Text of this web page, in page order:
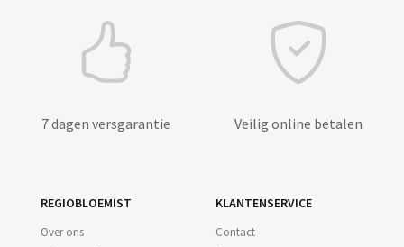
7 dagen versgarantie Veilig online betalen
REGIOBLOEMIST
Over ons
KLANTENSERVICE
Contact